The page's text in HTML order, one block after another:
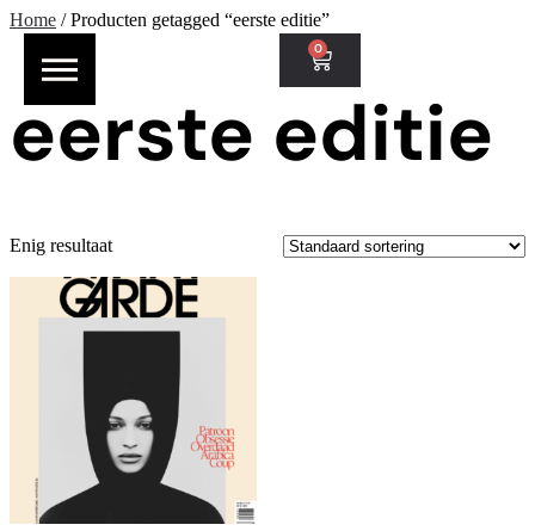
0
Home / Producten getagged “eerste editie”
eerste editie
Enig resultaat